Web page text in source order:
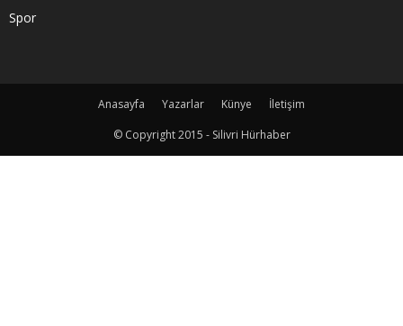
Spor
Anasayfa Yazarlar Künye
İletişim
© Copyright 2015 - Silivri Hürhaber